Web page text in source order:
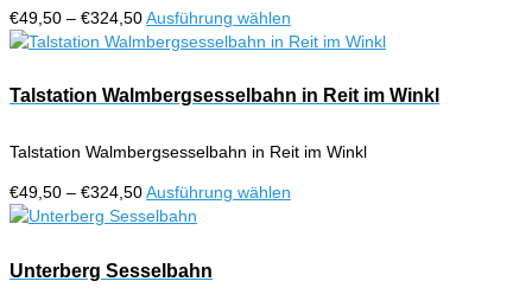
Produktseite
gewählt
€49,50 – €324,50Preisspanne:
€49,50
€324,50
Ausführung wählen
Produkt
mehrere
Die
können
Talstation Walmbergsesselbahn in Reit im Winkl
Talstation Walmbergsesselbahn in Reit im Winkl
€49,50 – €324,50Preisspanne:
€49,50
€324,50
Ausführung wählen
Unterberg Sesselbahn